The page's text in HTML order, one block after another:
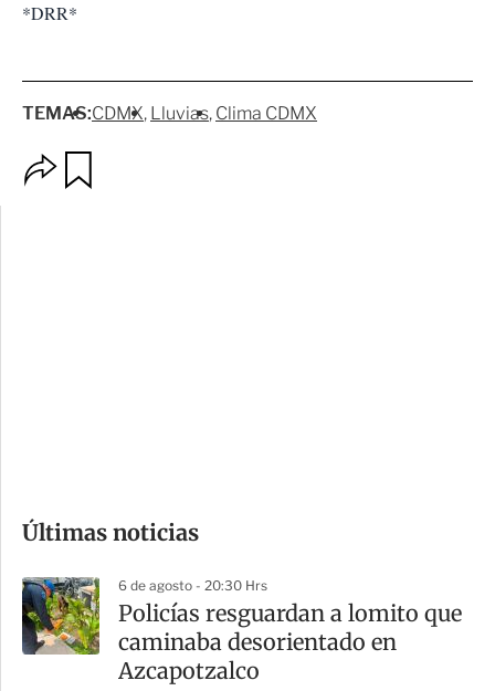
*DRR*
TEMAS:CDMX Lluvias Clima CDMX
m
a
r
t
Últimas noticias
6 de agosto - 20:30 Hrs
Policías resguardan a lomito que
caminaba desorientado en
Azcapotzalco